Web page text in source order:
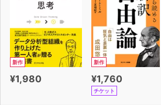
新作
¥1,980
新作
¥1,760
チケット